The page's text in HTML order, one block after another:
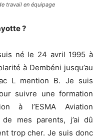
travail en équipage
?
né le 24 avril 1995 à
à Dembéni jusqu’au
L mention B. Je suis
suivre une formation
à l’ESMA Aviation
de mes parents, j’ai dû
trop cher. Je suis donc